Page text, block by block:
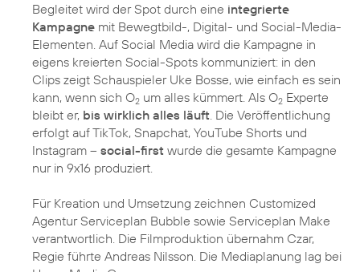
Begleitet wird der Spot durch eine integrierte
Kampagne mit Bewegtbild-, Digital- und Social-Media-
Elementen. Auf Social Media wird die Kampagne in
eigens kreierten Social-Spots kommuniziert: in den
Clips zeigt Schauspieler Uke Bosse, wie einfach es sein
kann, wenn sich O2 um alles kümmert. Als O2 Experte
bleibt er, bis wirklich alles läuft. Die Veröffentlichung
erfolgt auf TikTok, Snapchat, YouTube Shorts und
Instagram – social-first wurde die gesamte Kampagne
nur in 9x16 produziert.
Für Kreation und Umsetzung zeichnen Customized
Agentur Serviceplan Bubble sowie Serviceplan Make
verantwortlich. Die Filmproduktion übernahm Czar,
Regie führte Andreas Nilsson. Die Mediaplanung lag bei